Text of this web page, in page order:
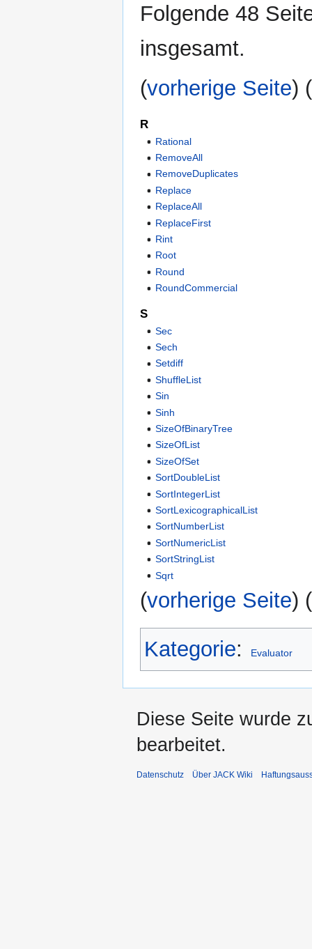
Folgende 48
insgesamt.
(vorherige Seite)
R
Rational
RemoveAll
RemoveDuplicates
Replace
ReplaceAll
ReplaceFirst
Rint
Root
Round
RoundCommercial
S
Sec
Sech
Setdiff
ShuffleList
Sin
Sinh
SizeOfBinaryTree
SizeOfList
SizeOfSet
SortDoubleList
SortIntegerList
SortLexicographicalList
SortNumberList
SortNumericList
SortStringList
Sqrt
(vorherige Seite)
Kategorie: Evaluator
Diese Seite wurde
bearbeitet.
Datenschutz Über JACK Wiki